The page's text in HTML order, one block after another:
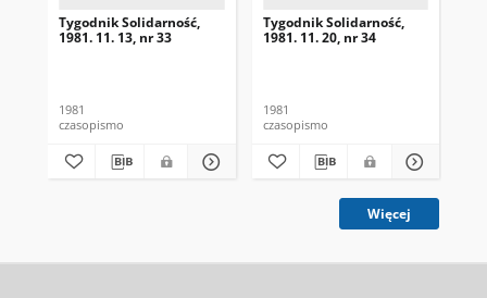
Tygodnik Solidarność,
1981. 11. 13, nr 33
1981
czasopismo
Tygodnik Solidarność,
1981. 11. 20, nr 34
1981
czasopismo
Więcej